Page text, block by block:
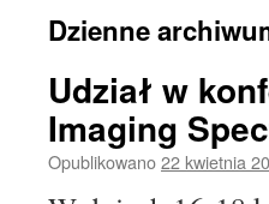
Dzienne
Udział w
Imaging
Opublikowano22 kwietnia